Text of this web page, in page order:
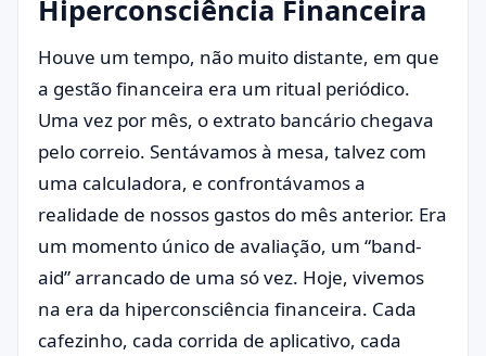
Hiperconsciência Financeira
Houve um tempo, não muito distante, em que
a gestão financeira era um ritual periódico.
Uma vez por mês, o extrato bancário chegava
pelo correio. Sentávamos à mesa, talvez com
uma calculadora, e confrontávamos a
realidade de nossos gastos do mês anterior. Era
um momento único de avaliação, um “band-
aid” arrancado de uma só vez. Hoje, vivemos
na era da hiperconsciência financeira. Cada
cafezinho, cada corrida de aplicativo, cada